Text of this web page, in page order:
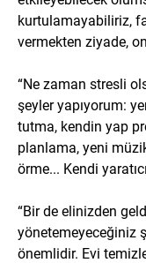
kurtulamayabiliriz,
vermekten ziyade,
“Ne zaman stresli
şeyler yapıyorum:
tutma, kendin yap
planlama, yeni
örme... Kendi
“Bir de elinizden
yönetemeyeceğiniz
önemlidir. Evi